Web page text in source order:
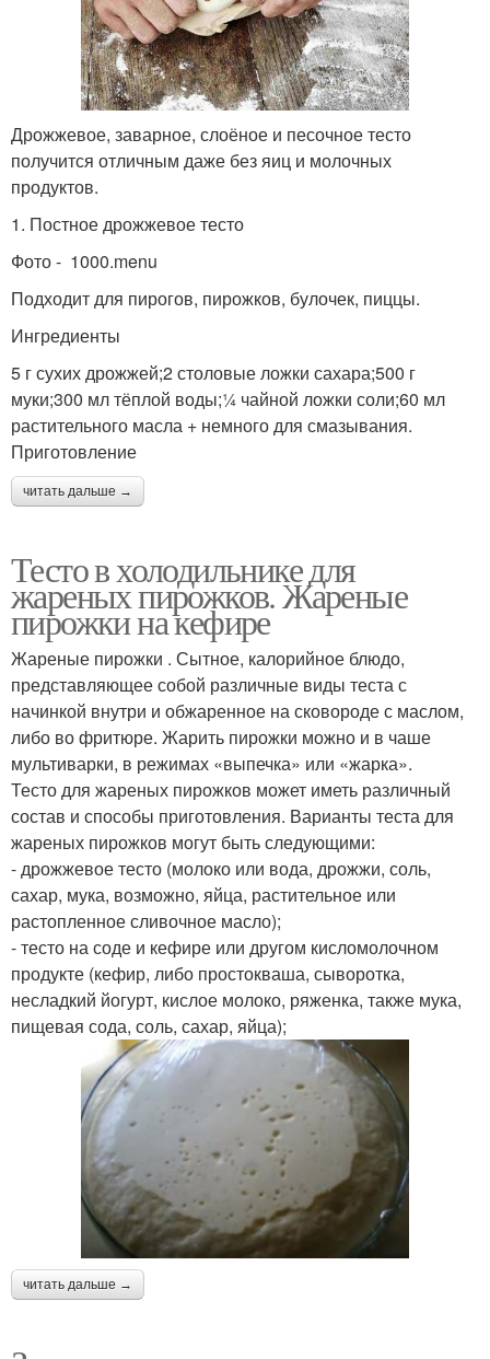
Дрожжевое, заварное, слоёное и песочное тесто
получится отличным даже без яиц и молочных
продуктов.
1. Постное дрожжевое тесто
Фото - 1000.menu
Подходит для пирогов, пирожков, булочек, пиццы.
Ингредиенты
5 г сухих дрожжей;2 столовые ложки сахара;500 г
муки;300 мл тёплой воды;¼ чайной ложки соли;60 мл
растительного масла + немного для смазывания.
Приготовление
читать дальше →
Тесто в холодильнике для
жареных пирожков. Жареные
пирожки на кефире
Жареные пирожки . Сытное, калорийное блюдо,
представляющее собой различные виды теста с
начинкой внутри и обжаренное на сковороде с маслом,
либо во фритюре. Жарить пирожки можно и в чаше
мультиварки, в режимах «выпечка» или «жарка».
Тесто для жареных пирожков может иметь различный
состав и способы приготовления. Варианты теста для
жареных пирожков могут быть следующими:
- дрожжевое тесто (молоко или вода, дрожжи, соль,
сахар, мука, возможно, яйца, растительное или
растопленное сливочное масло);
- тесто на соде и кефире или другом кисломолочном
продукте (кефир, либо простокваша, сыворотка,
несладкий йогурт, кислое молоко, ряженка, также мука,
пищевая сода, соль, сахар, яйца);
читать дальше →